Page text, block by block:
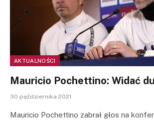
AKTUALNOŚCI
Mauricio Pochettino: Widać
30 października 2021
Mauricio Pochettino zabrał głos na